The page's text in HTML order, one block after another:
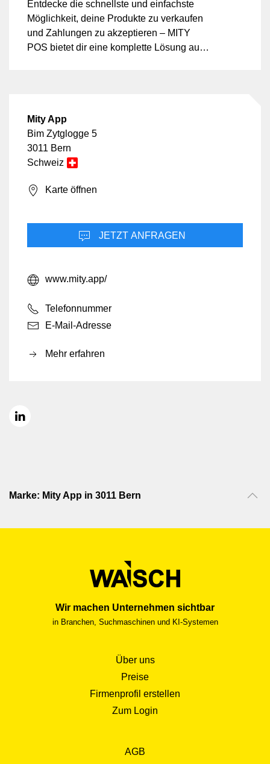
Entdecke die schnellste und einfachste
Möglichkeit, deine Produkte zu verkaufen
und Zahlungen zu akzeptieren – MITY
POS bietet dir eine komplette Lösung aus
Mity App
Bim Zytglogge 5
3011 Bern
Schweiz
Karte öffnen
JETZT ANFRAGEN
www.mity.app/
Telefonnummer
E-Mail-Adresse
Mehr erfahren
Marke: Mity App in 3011 Bern
Wir machen Unternehmen sichtbar
in Branchen, Suchmaschinen und KI-Systemen
Über uns
Preise
Firmenprofil erstellen
Zum Login
AGB